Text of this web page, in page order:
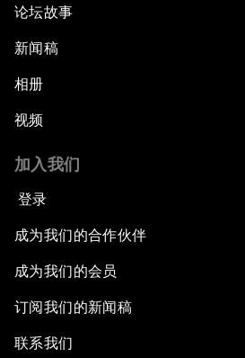
论坛故事
新闻稿
相册
视频
加入我们
登录
成为我们的合作伙伴
成为我们的会员
订阅我们的新闻稿
联系我们